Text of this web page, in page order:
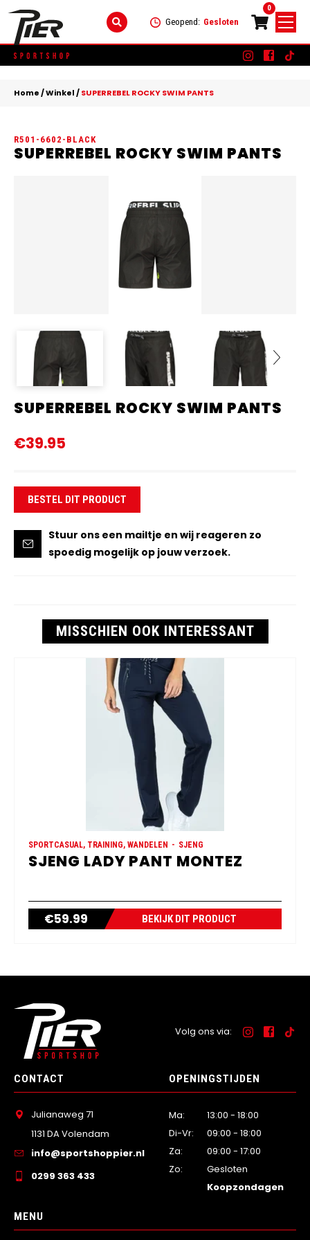
Geopend: Gesloten
0
Skip
to
SCHOENEN
KLEDING
KINDEREN +
Home/Winkel/SUPERREBEL ROCKY SWIM PANTS
R501-6602-BLACK
SUPERREBEL ROCKY SWIM PANTS
Next
SUPERREBEL ROCKY SWIM PANTS
€39.95
BESTEL DIT PRODUCT
Stuur ons een mailtje en wij reageren zo
spoedig mogelijk op jouw verzoek.
MISSCHIEN OOK INTERESSANT
SPORTCASUAL, TRAINING, WANDELEN SJENG
SJENG LADY PANT MONTEZ
€59.99 BEKIJK DIT PRODUCT
Volg ons via:
CONTACT
Julianaweg 71
1131 DA Volendam
info@sportshoppier.nl
0299 363 433
OPENINGSTIJDEN
Ma:
13:00 - 18:00
Di-Vr:
09:00 - 18:00
Za:
09:00 - 17:00
Zo:
Gesloten
Koopzondagen
MENU